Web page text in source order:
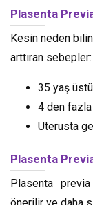
Plasenta
Kesin neden
arttıran sebepler:
35 yaş
4 den
Uterusta
Plasenta
Plasenta